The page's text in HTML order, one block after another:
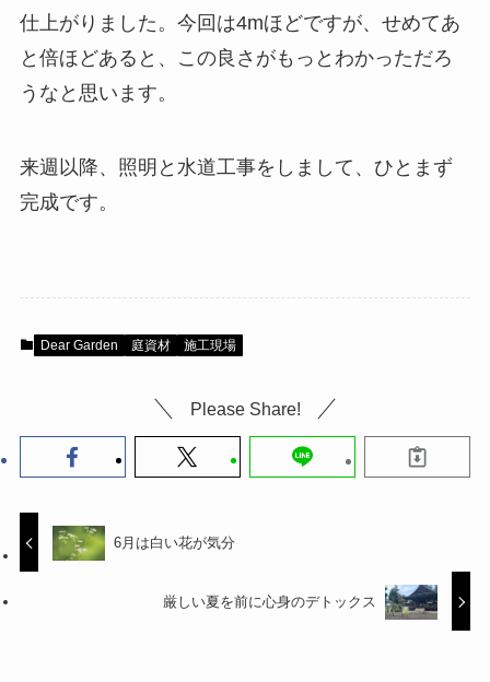
仕上がりました。今回は4mほどですが、せめてあ
と倍ほどあると、この良さがもっとわかっただろ
うなと思います。
来週以降、照明と水道工事をしまして、ひとまず
完成です。
Dear Garden 庭資材 施工現場
Please Share!
6月は白い花が気分
厳しい夏を前に心身のデトックス